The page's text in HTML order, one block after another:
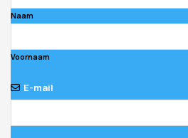
Naam
Voornaam
E-mail